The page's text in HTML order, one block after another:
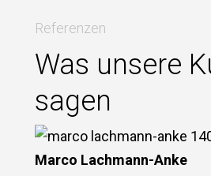
Referenzen
Was unsere
sagen
Marco Lachmann-Anke